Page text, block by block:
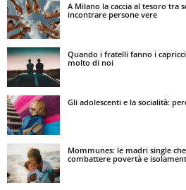
A Milano la caccia al tesoro tra
incontrare persone vere
Quando i fratelli fanno i
molto di noi
Gli adolescenti e la socialità:
Mommunes: le madri single
combattere povertà e